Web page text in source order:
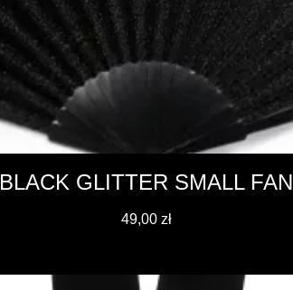
BLACK GLITTER SMALL FAN
49,00 zł